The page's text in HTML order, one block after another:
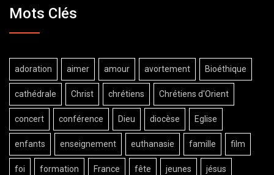
Mots Clés
adoration aimer amour avortement Bioéthique
cathédrale Christ chrétiens Chrétiens d'Orient
concert conférence Dieu diocèse Eglise
enfants enseignement euthanasie famille film
foi formation France fête jeunes jésus